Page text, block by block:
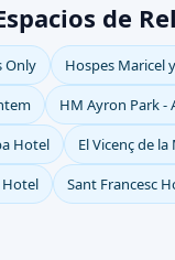
de
Only Hospes Maricel
HM Ayron Park -
Hotel
El Vicenç de
Hotel
Sant Francesc